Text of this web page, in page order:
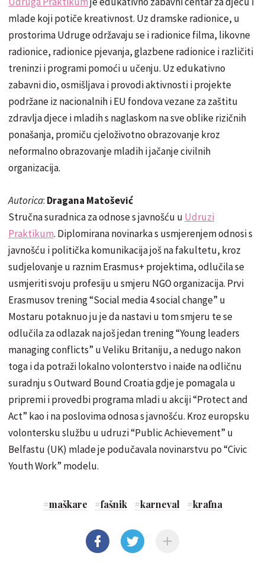
mlade koji potiče kreativnost. Uz dramske radionice, u
prostorima Udruge održavaju se i radionice filma, likovne
radionice, radionice pjevanja, glazbene radionice i različiti
treninzi i programi pomoći u učenju. Uz edukativno
zabavni dio, osmišljava i provodi aktivnosti i projekte
podržane iz nacionalnih i EU fondova vezane za zaštitu
zdravlja djece i mladih s naglaskom na sve oblike rizičnih
ponašanja, promiču cjeloživotno obrazovanje kroz
neformalno obrazovanje mladih i jačanje civilnih
organizacija.
Autorica: Dragana Matošević
Stručna suradnica za odnose s javnošću u Udruzi
Praktikum. Diplomirana novinarka s usmjerenjem odnosi s
javnošću i politička komunikacija još na fakultetu, kroz
sudjelovanje u raznim Erasmus+ projektima, odlučila se
usmjeriti svoju profesiju u smjeru NGO organizacija. Prvi
Erasmusov trening “Social media 4 social change” u
Mostaru potaknuo ju je da nastavi u tom smjeru te se
odlučila za odlazak na još jedan trening “Young leaders
managing conflicts” u Veliku Britaniju, a nedugo nakon
toga i da potraži lokalno volonterstvo i naiđe na odličnu
suradnju s Outward Bound Croatia gdje je pomagala u
pripremi i provedbi programa mladi u akciji “Protect and
Act” kao i na poslovima odnosa s javnošću. Kroz europsku
volontersku službu u udruzi “Public Achievement” u
Belfastu (UK) mlade je podučavala novinarstvu po “Civic
Youth Work” modelu.
#maškare #fašnik #karneval #krafna